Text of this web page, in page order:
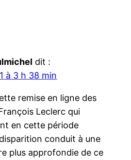
dit :
à 3 h 38 min
remise en ligne des
Leclerc qui
en cette période
conduit à une
plus approfondie de ce